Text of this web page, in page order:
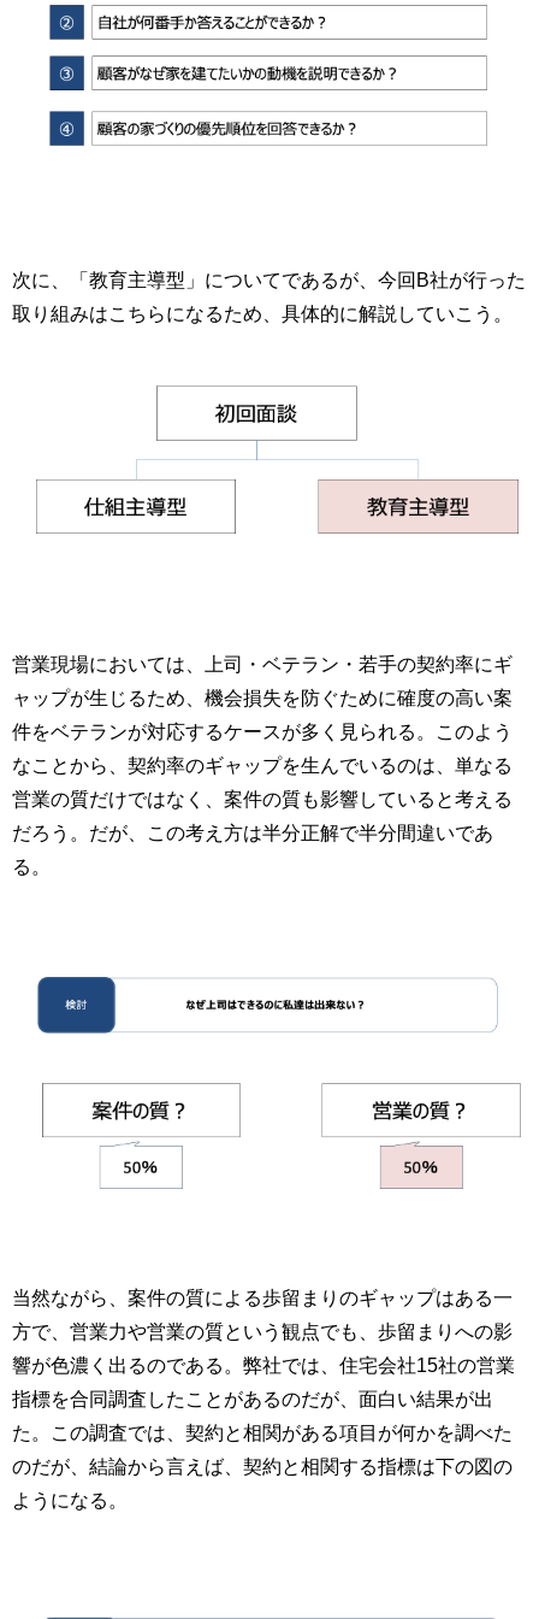
次に、「教育主導型」についてであるが、今回B社が行った
取り組みはこちらになるため、具体的に解説していこう。
営業現場においては、上司・ベテラン・若手の契約率にギ
ャップが生じるため、機会損失を防ぐために確度の高い案
件をベテランが対応するケースが多く見られる。このよう
なことから、契約率のギャップを生んでいるのは、単なる
営業の質だけではなく、案件の質も影響していると考える
だろう。だが、この考え方は半分正解で半分間違いであ
る。
当然ながら、案件の質による歩留まりのギャップはある一
方で、営業力や営業の質という観点でも、歩留まりへの影
響が色濃く出るのである。弊社では、住宅会社15社の営業
指標を合同調査したことがあるのだが、面白い結果が出
た。この調査では、契約と相関がある項目が何かを調べた
のだが、結論から言えば、契約と相関する指標は下の図の
ようになる。